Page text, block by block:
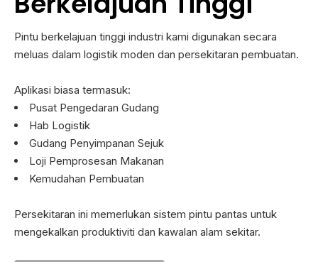
Pintu berkelajuan tinggi industri kami digunakan secara
meluas dalam logistik moden dan persekitaran pembuatan.
Aplikasi biasa termasuk:
Pusat Pengedaran Gudang
Hab Logistik
Gudang Penyimpanan Sejuk
Loji Pemprosesan Makanan
Kemudahan Pembuatan
Persekitaran ini memerlukan sistem pintu pantas untuk
mengekalkan produktiviti dan kawalan alam sekitar.